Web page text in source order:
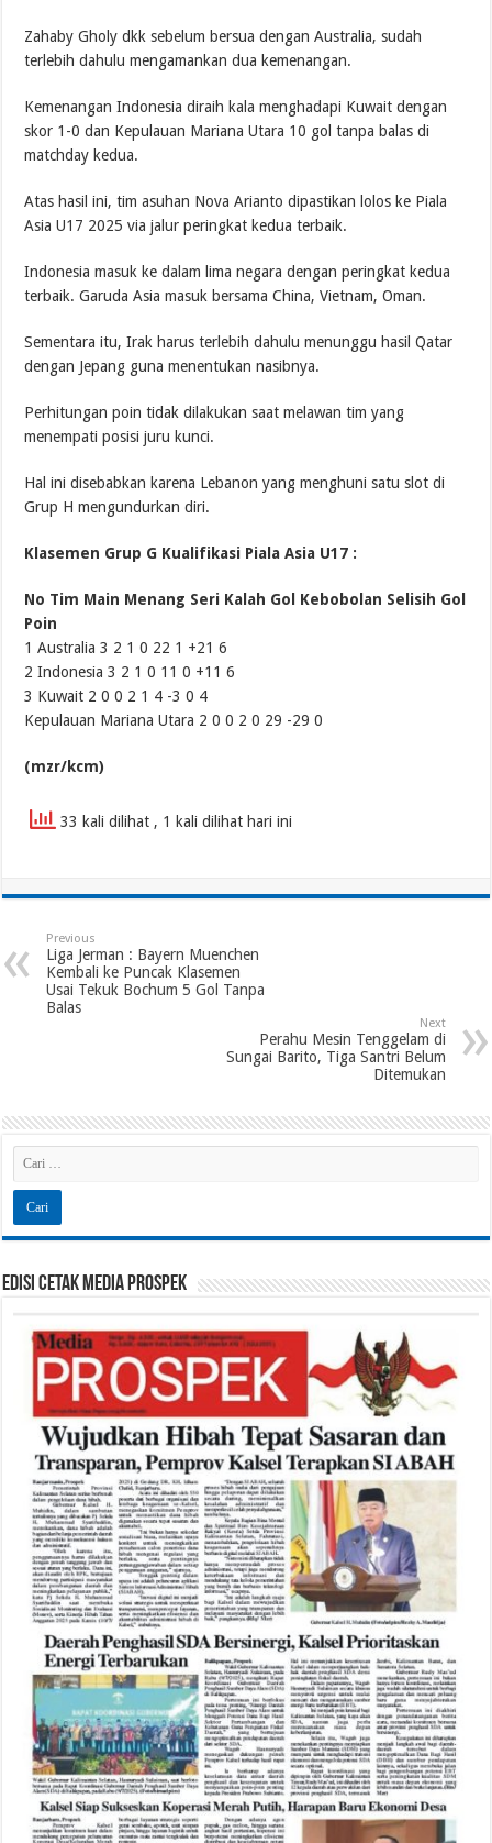
Zahaby Gholy dkk sebelum bersua dengan Australia, sudah
terlebih dahulu mengamankan dua kemenangan.
Kemenangan Indonesia diraih kala menghadapi Kuwait dengan
skor 1-0 dan Kepulauan Mariana Utara 10 gol tanpa balas di
matchday kedua.
Atas hasil ini, tim asuhan Nova Arianto dipastikan lolos ke Piala
Asia U17 2025 via jalur peringkat kedua terbaik.
Indonesia masuk ke dalam lima negara dengan peringkat kedua
terbaik. Garuda Asia masuk bersama China, Vietnam, Oman.
Sementara itu, Irak harus terlebih dahulu menunggu hasil Qatar
dengan Jepang guna menentukan nasibnya.
Perhitungan poin tidak dilakukan saat melawan tim yang
menempati posisi juru kunci.
Hal ini disebabkan karena Lebanon yang menghuni satu slot di
Grup H mengundurkan diri.
Klasemen Grup G Kualifikasi Piala Asia U17 :
No Tim Main Menang Seri Kalah Gol Kebobolan Selisih Gol
Poin
1 Australia 3 2 1 0 22 1 +21 6
2 Indonesia 3 2 1 0 11 0 +11 6
3 Kuwait 2 0 0 2 1 4 -3 0 4
Kepulauan Mariana Utara 2 0 0 2 0 29 -29 0
(mzr/kcm)
33 kali dilihat , 1 kali dilihat hari ini
Previous
Liga Jerman : Bayern Muenchen
Kembali ke Puncak Klasemen
Usai Tekuk Bochum 5 Gol Tanpa
Balas
Next
Perahu Mesin Tenggelam di
Sungai Barito, Tiga Santri Belum
Ditemukan
Edisi Cetak Media Prospek